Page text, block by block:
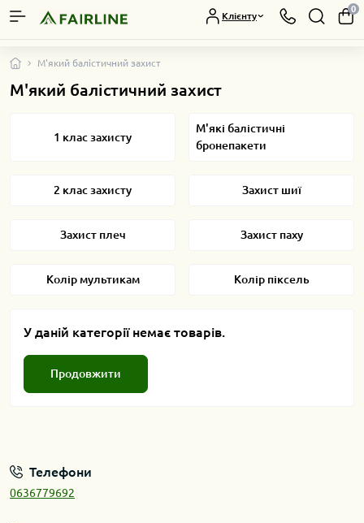
Клієнту
0
М'який балістичний захист
М'який балістичний захист
1 клас захисту
М'які балістичні
бронепакети
2 клас захисту Захист шиї
Захист плеч Захист паху
Колір мультикам Колір піксель
У даній категорії немає товарів.
Продовжити
Телефони
0636779692